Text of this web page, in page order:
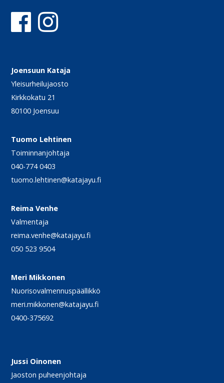
Joensuun Kataja
Yleisurheilujaosto
Kirkkokatu 21
80100 Joensuu
Tuomo Lehtinen
Toiminnanjohtaja
040-774 0403
tuomo.lehtinen@katajayu.fi
Reima Venhe
Valmentaja
reima.venhe@katajayu.fi
050 523 9504
Meri Mikkonen
Nuorisovalmennuspäällikkö
meri.mikkonen@katajayu.fi
0400-375692
Jussi Oinonen
Jaoston puheenjohtaja